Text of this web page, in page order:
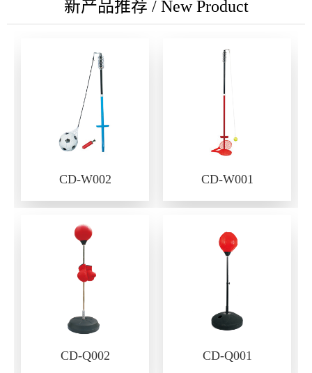
新产品推荐 / New Product
CD-W002 CD-W001
CD-Q002 CD-Q001